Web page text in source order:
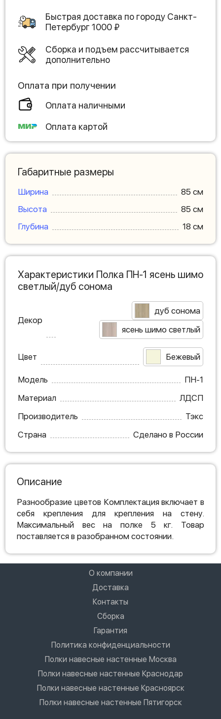
Быстрая доставка по городу Санкт-
Петербург1000 ₽
Сборка и подъем рассчитывается
дополнительно
Оплата при получении
Оплата наличными
Оплата картой
Габаритные размеры
Ширина
85 см
Высота
85 см
Глубина
18 см
Характеристики Полка ПН-1 ясень шимо
светлый/дуб сонома
Декор
дуб сонома
ясень шимо светлый
Цвет Бежевый
Модель
ПН-1
Материал
ЛДСП
Производитель
Тэкс
Страна
Сделано в России
Описание
Разнообразие цветов Комплектация включает в
себя крепления для крепления на стену.
Максимальный вес на полке 5 кг. Товар
поставляется в разобранном состоянии.
О компании
Доставка
Контакты
Сборка
Гарантия
Политика конфиденциальности
Полки навесные настенные Москва
Полки навесные настенные Краснодар
Полки навесные настенные Красноярск
Полки навесные настенные Пятигорск